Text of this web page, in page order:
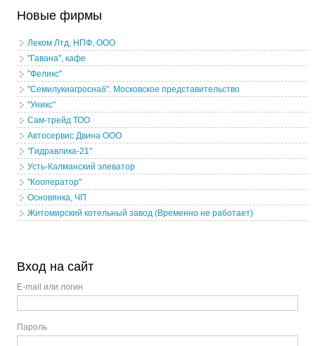
Новые фирмы
Леком Лтд, НПФ, ООО
"Гавана", кафе
"Феликс"
"Семилукиагроснаб". Московское представительство
"Уникс"
Сам-трейд ТОО
Автосервис Двина ООО
"Гидравлика-21"
Усть-Калманский элеватор
"Кооператор"
Основянка, ЧП
Житомирский котельный завод (Временно не работает)
Вход на сайт
E-mail или логин
Пароль